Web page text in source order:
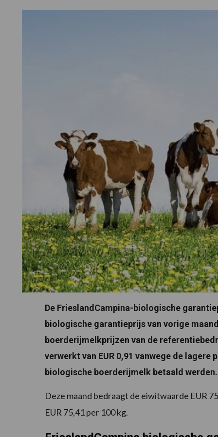
De FrieslandCampina-biologische
biologische garantieprijs van vorige
boerderijmelkprijzen van de
verwerkt van EUR 0,91 vanwege de
biologische boerderijmelk betaald werden.
Deze maand bedraagt de eiwitwaarde EUR
EUR 75,41 per 100 kg.